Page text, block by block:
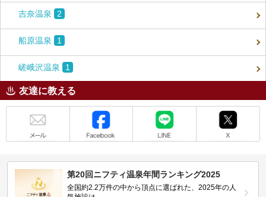
吉奈温泉 2
船原温泉 1
嵯峨沢温泉 1
友達に教える
第20回ニフティ温泉年間ランキング2025
全国約2.2万件の中から頂点に選ばれた、2025年の人